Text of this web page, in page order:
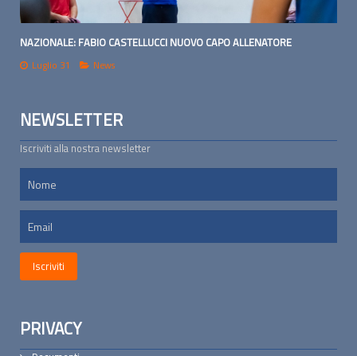
NAZIONALE: FABIO CASTELLUCCI NUOVO CAPO ALLENATORE
Luglio 31 News
NEWSLETTER
Iscriviti alla nostra newsletter
PRIVACY